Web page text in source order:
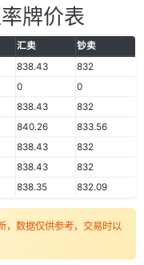
牌价表
汇卖
钞卖
838.43
832
0
0
838.43
832
840.26
833.56
838.43
832
838.43
832
838.35 832.09
，数据仅供参考，交易时以